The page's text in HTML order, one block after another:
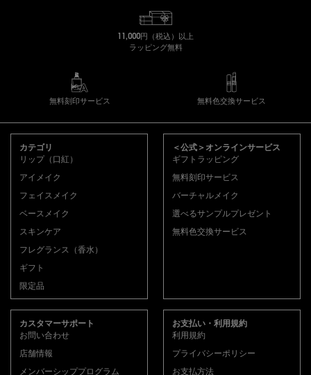
11,000円（税込）以上
ラッピング無料
無料刻印サービス 無料色交換サービス
カテゴリ
リップ（口紅）
アイメイク
フェイスメイク
ベースメイク
スキンケア
フレグランス（香水）
ギフト
限定品
＜公式＞オンラインサービス
ギフトラッピング
無料刻印サービス
バーチャルメイク
選べるサンプルプレゼント
無料色交換サービス
カスタマーサポート
お問い合わせ
店舗情報
メンバーシッププログラム
お支払い・利用規約
利用規約
プライバシーポリシー
お支払方法